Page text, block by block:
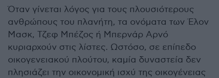
Όταν γίνεται λόγος για τους πλουσιότερους
ανθρώπους του πλανήτη, τα ονόματα των Έλον
Μασκ, Τζεφ Μπέζος ή Μπερνάρ Αρνό
κυριαρχούν στις λίστες. Ωστόσο, σε επίπεδο
οικογενειακού πλούτου, καμία δυναστεία δεν
πλησιάζει την οικονομική ισχύ της οικογένειας